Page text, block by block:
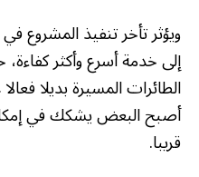
ويؤثر تأخر تنفيذ المشروع
إلى خدمة أسرع وأكثر
الطائرات المسيرة بديلا
أصبح البعض يشكك في
قريبا.